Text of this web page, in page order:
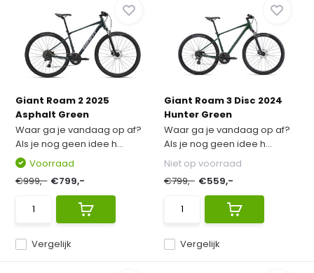
Giant Roam 2 2025
Asphalt Green
Waar ga je vandaag op af?
Als je nog geen idee h...
Vergelijk
Voorraad
€999,- €799,-
Giant Roam 3 Disc 2024
Hunter Green
Waar ga je vandaag op af?
Als je nog geen idee h...
Vergelijk
Niet op voorraad
€799,- €559,-